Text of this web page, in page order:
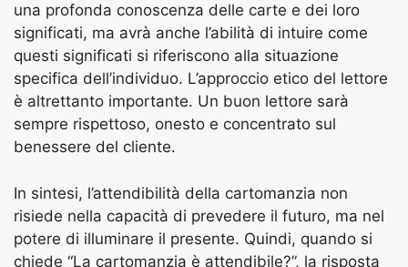
una profonda conoscenza delle carte e dei loro
significati, ma avrà anche l’abilità di intuire come
questi significati si riferiscono alla situazione
specifica dell’individuo. L’approccio etico del lettore
è altrettanto importante. Un buon lettore sarà
sempre rispettoso, onesto e concentrato sul
benessere del cliente.
In sintesi, l’attendibilità della cartomanzia non
risiede nella capacità di prevedere il futuro, ma nel
potere di illuminare il presente. Quindi, quando si
chiede “La cartomanzia è attendibile?”, la risposta